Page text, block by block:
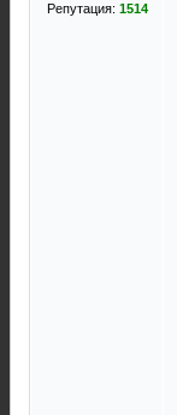
Репутация: 1514